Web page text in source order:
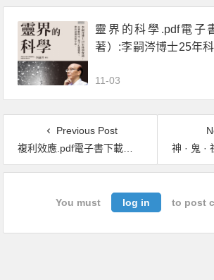
靈界的科學.pdf電子
著）:李嗣涔博士25年
11-03
Previous Post
複利效應.pdf電子書下載（戴倫 · 哈迪 (Darren Hardy) 著）：6步驟引爆收入、生活和各項成就倍數成長
神 · 鬼 · 祖先.pdf電子
You must log in to post